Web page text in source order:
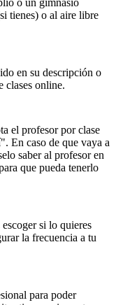
o un gimnasio
tienes) o al aire libre
en su descripción o
clases online.
el profesor por clase
En caso de que vaya a
saber al profesor en
que pueda tenerlo
si lo quieres
la frecuencia a tu
para poder